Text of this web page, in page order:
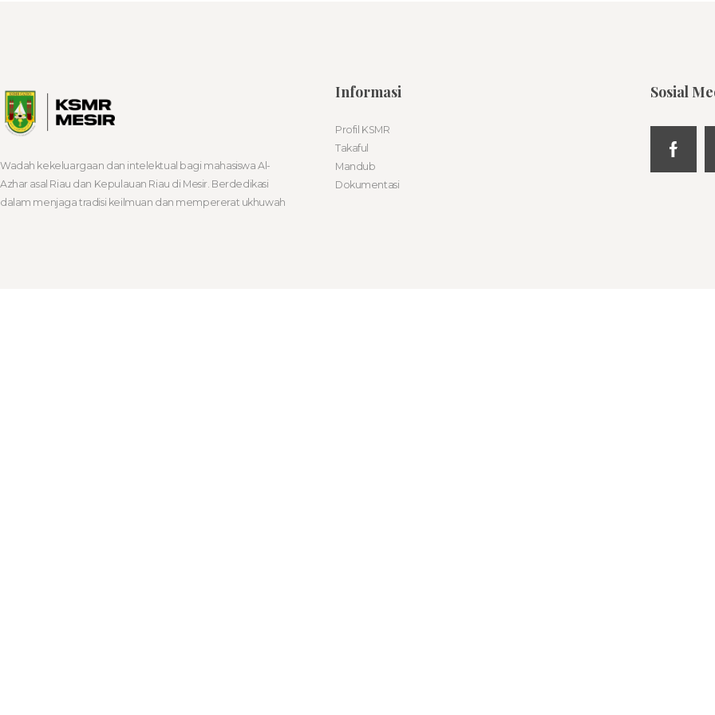
Wadah kekeluargaan dan intelektual bagi mahasiswa Al-
Azhar asal Riau dan Kepulauan Riau di Mesir. Berdedikasi
dalam menjaga tradisi keilmuan dan mempererat ukhuwah
Informasi
Profil KSMR
Takaful
Mandub
Dokumentasi
Sosial